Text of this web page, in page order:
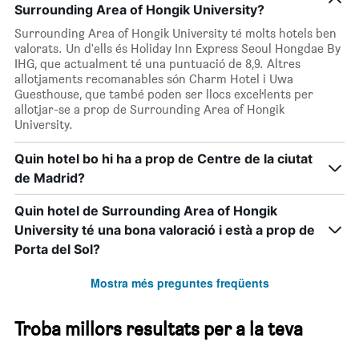
Surrounding Area of Hongik University?
Surrounding Area of Hongik University té molts hotels ben
valorats. Un d'ells és Holiday Inn Express Seoul Hongdae By
IHG, que actualment té una puntuació de 8,9. Altres
allotjaments recomanables són Charm Hotel i Uwa
Guesthouse, que també poden ser llocs excel·lents per
allotjar-se a prop de Surrounding Area of Hongik
University.
Quin hotel bo hi ha a prop de Centre de la ciutat
de Madrid?
Quin hotel de Surrounding Area of Hongik
University té una bona valoració i està a prop de
Porta del Sol?
Mostra més preguntes freqüents
Troba millors resultats per a la teva